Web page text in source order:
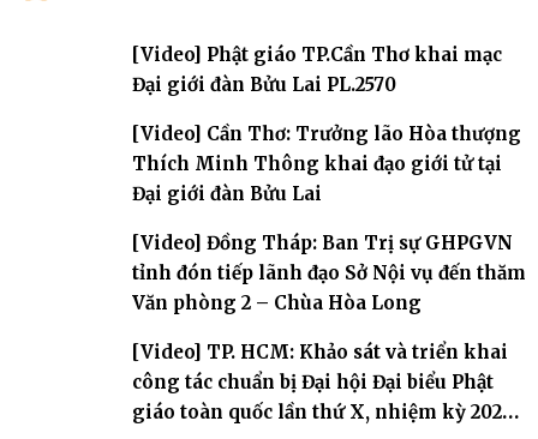
[Video] Phật giáo TP.Cần Thơ khai mạc
Đại giới đàn Bửu Lai PL.2570
[Video] Cần Thơ: Trưởng lão Hòa thượng
Thích Minh Thông khai đạo giới tử tại
Đại giới đàn Bửu Lai
[Video] Đồng Tháp: Ban Trị sự GHPGVN
tỉnh đón tiếp lãnh đạo Sở Nội vụ đến thăm
Văn phòng 2 – Chùa Hòa Long
[Video] TP. HCM: Khảo sát và triển khai
công tác chuẩn bị Đại hội Đại biểu Phật
giáo toàn quốc lần thứ X, nhiệm kỳ 2026-